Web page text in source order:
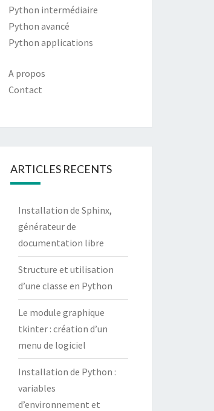
Python intermédiaire
Python avancé
Python applications
A propos
Contact
ARTICLES RECENTS
Installation de Sphinx,
générateur de
documentation libre
Structure et utilisation
d’une classe en Python
Le module graphique
tkinter : création d’un
menu de logiciel
Installation de Python :
variables
d’environnement et